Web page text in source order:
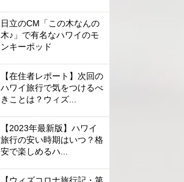
日立のCM「この木なんの
木♪」で有名なハワイのモ
ンキーポッド
【在住者レポート】次回の
ハワイ旅行で気をつけるべ
きことは？ウィズ...
【2023年最新版】ハワイ
旅行の安い時期はいつ？格
安で楽しめるハ...